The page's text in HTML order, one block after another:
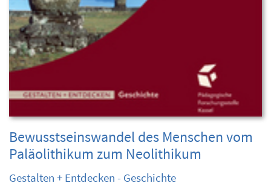
Bewusstseinswandel des Menschen vom
Paläolithikum zum Neolithikum
Gestalten + Entdecken - Geschichte